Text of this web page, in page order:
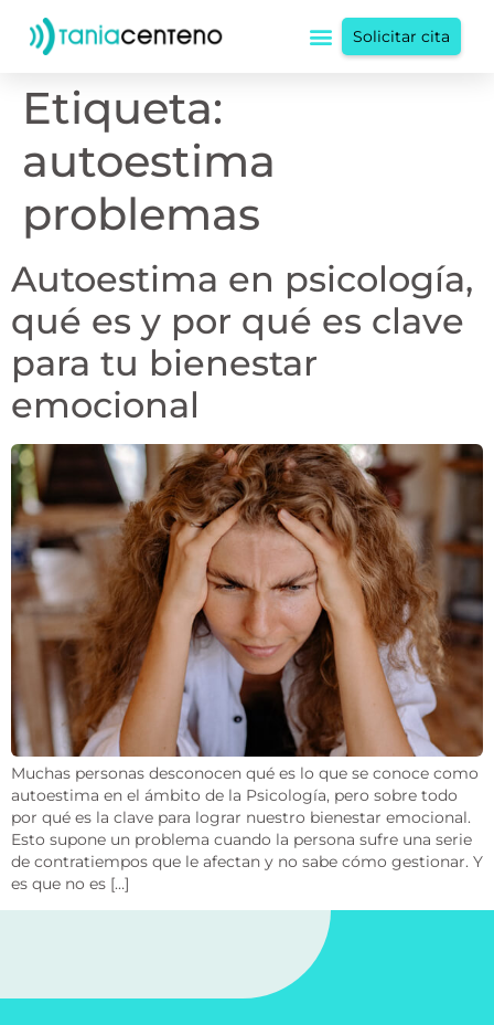
Solicitar cita
Etiqueta:
autoestima
problemas
Autoestima en psicología,
qué es y por qué es clave
para tu bienestar
emocional
Muchas personas desconocen qué es lo que se conoce como
autoestima en el ámbito de la Psicología, pero sobre todo
por qué es la clave para lograr nuestro bienestar emocional.
Esto supone un problema cuando la persona sufre una serie
de contratiempos que le afectan y no sabe cómo gestionar. Y
es que no es […]